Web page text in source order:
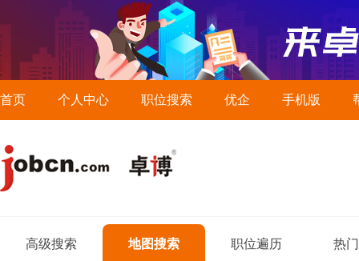
首页 个人中心 职位搜索 优企 手机版
高级搜索 地图搜索 职位遍历 热